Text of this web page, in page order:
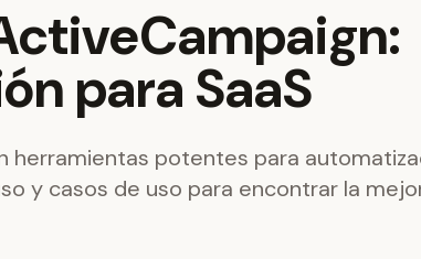
para SaaS
herramientas potentes para
y casos de uso para encontrar la